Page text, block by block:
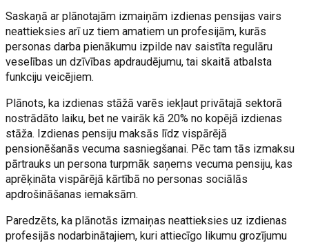
Saskaņā ar plānotajām izmaiņām izdienas pensijas vairs
neattieksies arī uz tiem amatiem un profesijām, kurās
personas darba pienākumu izpilde nav saistīta regulāru
veselības un dzīvības apdraudējumu, tai skaitā atbalsta
funkciju veicējiem.
Plānots, ka izdienas stāžā varēs iekļaut privātajā sektorā
nostrādāto laiku, bet ne vairāk kā 20% no kopējā izdienas
stāža. Izdienas pensiju maksās līdz vispārējā
pensionēšanās vecuma sasniegšanai. Pēc tam tās izmaksu
pārtrauks un persona turpmāk saņems vecuma pensiju, kas
aprēķināta vispārējā kārtībā no personas sociālās
apdrošināšanas iemaksām.
Paredzēts, ka plānotās izmaiņas neattieksies uz izdienas
profesijās nodarbinātajiem, kuri attiecīgo likumu grozījumu